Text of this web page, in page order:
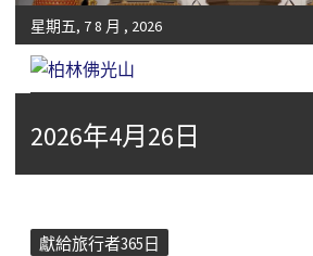
星期五, 7 8 月 , 2026
Fo-Guang-Shan-Tempel, Berlin e.V.
2026年4月26日
獻給旅行者365日